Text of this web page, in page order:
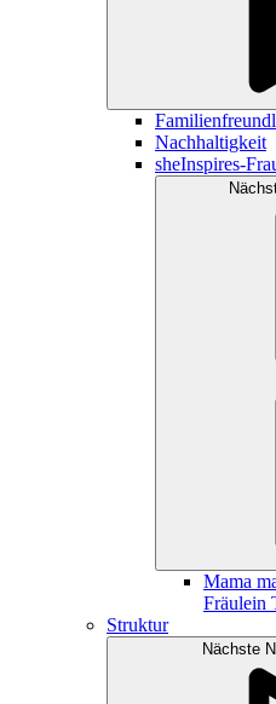
Nachhaltigkeit
sheInspires-
Mama
Fräulein
Struktur
Nächste